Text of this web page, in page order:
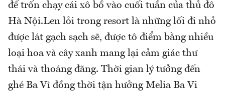
để trốn chạy cái xô bồ vào cuối tuần của thủ đô
Hà Nội.Len lỏi trong resort là những lối đi nhỏ
được lát gạch sạch sẽ, được tô điểm bằng nhiều
loại hoa và cây xanh mang lại cảm giác thư
thái và thoáng đãng. Thời gian lý tưởng đến
ghé Ba Vì đồng thời tận hưởng Melia Ba Vi